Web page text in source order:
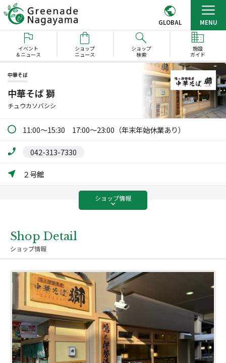
GLOBAL MENU
イベント
＆ニュース
ショップ
ニュース
ショップ
検索
施設
ガイド
中華そば
中華そば 獅
チュウカソバシシ
11:00～15:30 17:00～23:00（年末年始休業あり）
042-313-7330
２号館
ショップ情報
Shop Detail
ショップ情報